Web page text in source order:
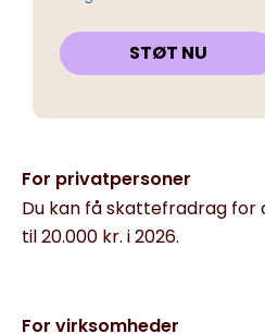
For privatpersoner
Du kan få skattefradrag
til 20.000 kr. i 2026.
For virksomheder